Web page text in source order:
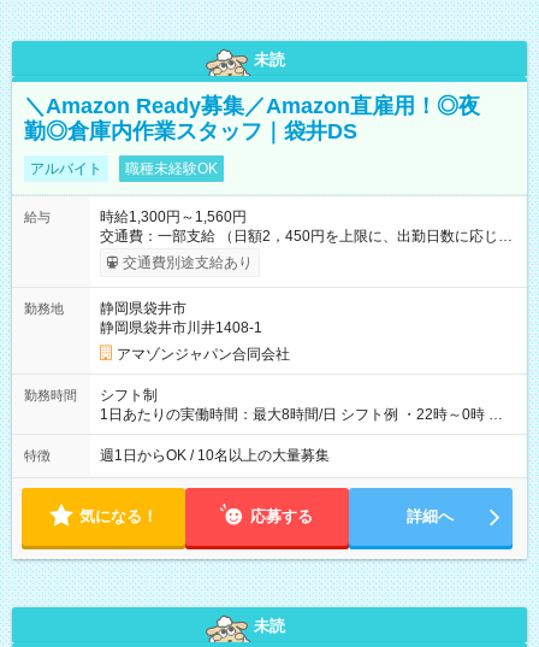
未読
＼Amazon Ready募集／Amazon直雇用！◎夜
勤◎倉庫内作業スタッフ｜袋井DS
アルバイト 職種未経験OK
給与
時給1,300円～1,560円
交通費：一部支給 （日額2，450円を上限に、出勤日数に応じて
実費支給） ※22:00～翌5:00までは時給25%UP！ ■給与前払い
制度あり ※前払い額の上限あり、手数料無料（Amazon負担）
交通費別途支給あり
勤務地
静岡県袋井市
静岡県袋井市川井1408-1
アマゾンジャパン合同会社
勤務時間
シフト制
1日あたりの実働時間：最大8時間/日 シフト例 ・22時～0時 入
社後、就業可能シフトをご確認の上、申請してください。
特徴 週1日からOK / 10名以上の大量募集
気になる！ 応募する 詳細へ
未読